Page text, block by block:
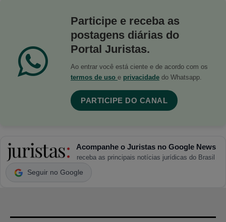
Participe e receba as
postagens diárias do
Portal Juristas.
Ao entrar você está ciente e de acordo com os
termos de uso e privacidade do Whatsapp.
PARTICIPE DO CANAL
Acompanhe o Juristas no Google News
receba as principais notícias jurídicas do Brasil
Seguir no Google